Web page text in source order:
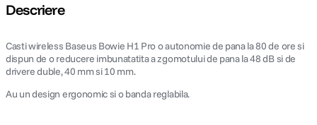
Descriere
Casti wireless Baseus Bowie H1 Pro o autonomie de pana la 80 de ore si
dispun de o reducere imbunatatita a zgomotului de pana la 48 dB si de
drivere duble, 40 mm si 10 mm.
Au un design ergonomic si o banda reglabila.